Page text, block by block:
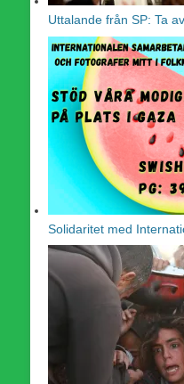
Uttalande från SP: Ta
Solidaritet med